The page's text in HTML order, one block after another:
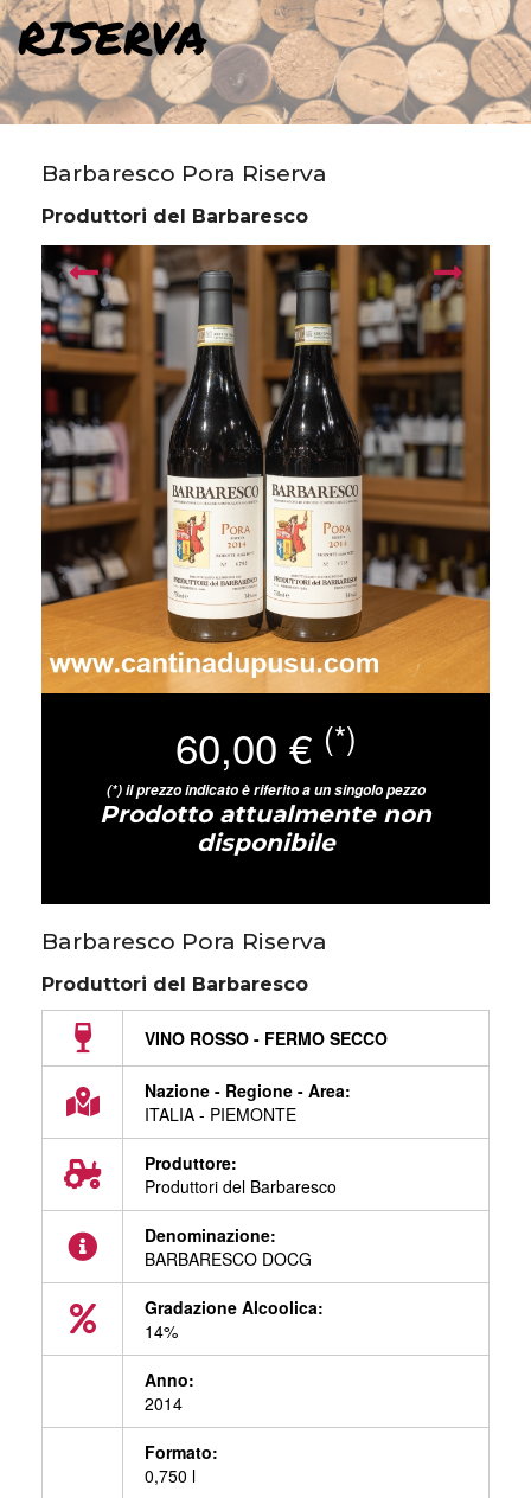
RISERVA
Barbaresco Pora Riserva
Produttori del Barbaresco
prev next
60,00 € (*)
(*) il prezzo indicato è riferito a un singolo pezzo
Prodotto attualmente non
disponibile
Barbaresco Pora Riserva
Produttori del Barbaresco
VINO ROSSO - FERMO SECCO
Nazione - Regione - Area:
ITALIA - PIEMONTE
Produttore:
Produttori del Barbaresco
Denominazione:
BARBARESCO DOCG
Gradazione Alcoolica:
14%
Anno:
2014
Formato:
0,750 l